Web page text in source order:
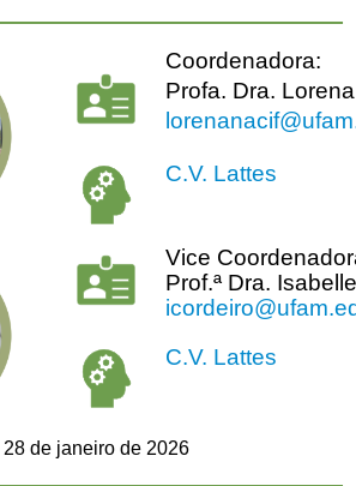
Coordenadora:
Profa. Dra.
C.V. Lattes
Vice
Prof.ª Dra.
C.V. Lattes
28 de janeiro de 2026